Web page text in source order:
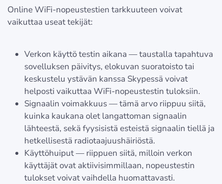
Online WiFi-nopeustestien tarkkuuteen voivat
vaikuttaa useat tekijät:
Verkon käyttö testin aikana — taustalla tapahtuva
sovelluksen päivitys, elokuvan suoratoisto tai
keskustelu ystävän kanssa Skypessä voivat
helposti vaikuttaa WiFi-nopeustestin tuloksiin.
Signaalin voimakkuus — tämä arvo riippuu siitä,
kuinka kaukana olet langattoman signaalin
lähteestä, sekä fyysisistä esteistä signaalin tiellä ja
hetkellisestä radiotaajuushäiriöstä.
Käyttöhuiput — riippuen siitä, milloin verkon
käyttäjät ovat aktiivisimmillaan, nopeustestin
tulokset voivat vaihdella huomattavasti.